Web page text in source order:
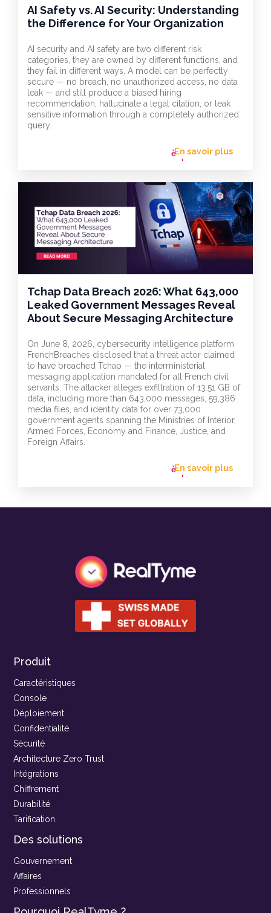
AI Safety vs. AI Security: Understanding
the Difference for Your Organization
AI security and AI safety are two different risk
categories, they are owned by different functions, and
they fail in different ways. A model can be perfectly
secure — no breach, no unauthorized access, no data
leak — and still produce a biased hiring
recommendation, hallucinate a legal citation, or leak
sensitive information through a completely authorized
query.
En savoir plus
flèche_vers
l'avant
Tchap Data Breach 2026: What 643,000
Leaked Government Messages Reveal
About Secure Messaging Architecture
On June 8, 2026, cybersecurity intelligence platform
FrenchBreaches disclosed that a threat actor claimed
to have breached Tchap — the interministerial
messaging application mandated for all French civil
servants. The attacker alleges exfiltration of 13.51 GB of
data, including more than 643,000 messages, 59,386
media files, and identity data for over 73,000
government agents spanning the Ministries of Interior,
Armed Forces, Economy and Finance, Justice, and
Foreign Affairs.
En savoir plus
flèche_vers
l'avant
Produit
Caractéristiques
Console
Déploiement
Confidentialité
Sécurité
Architecture Zero Trust
Intégrations
Chiffrement
Durabilité
Tarification
Des solutions
Gouvernement
Affaires
Professionnels